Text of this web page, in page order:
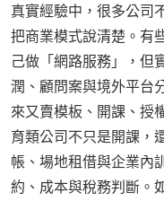
真實經驗中，很多公司
把商業模式說清楚。有
己做「網路服務」，但
潤、顧問案與境外平台
來又賣模板、開課、授
育類公司不只是開課，
帳、場地租借與企業內
約、成本與稅務判斷。